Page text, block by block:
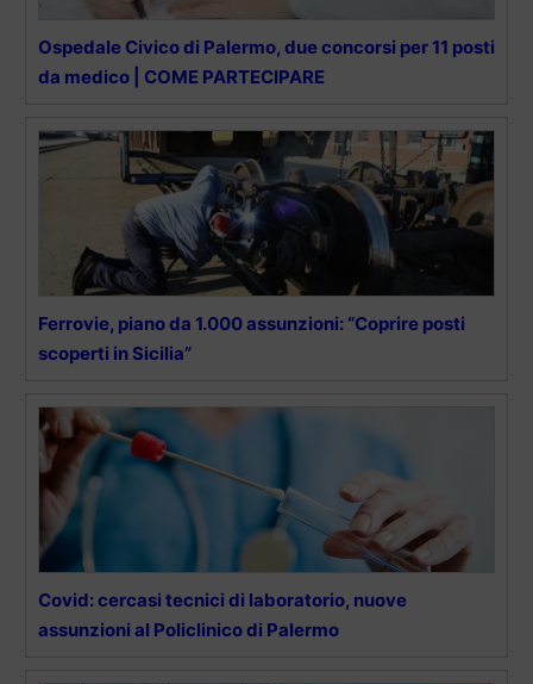
Ospedale Civico di Palermo, due concorsi per 11 posti
da medico | COME PARTECIPARE
Ferrovie, piano da 1.000 assunzioni: “Coprire posti
scoperti in Sicilia”
Covid: cercasi tecnici di laboratorio, nuove
assunzioni al Policlinico di Palermo